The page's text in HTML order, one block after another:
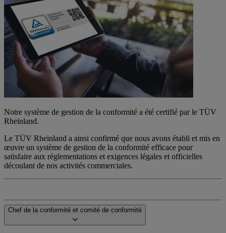
Notre système de gestion de la conformité a été certifié par le TÜV
Rheinland.
Le TÜV Rheinland a ainsi confirmé que nous avons établi et mis en
œuvre un système de gestion de la conformité efficace pour
satisfaire aux réglementations et exigences légales et officielles
découlant de nos activités commerciales.
Chef de la conformité et comité de conformité